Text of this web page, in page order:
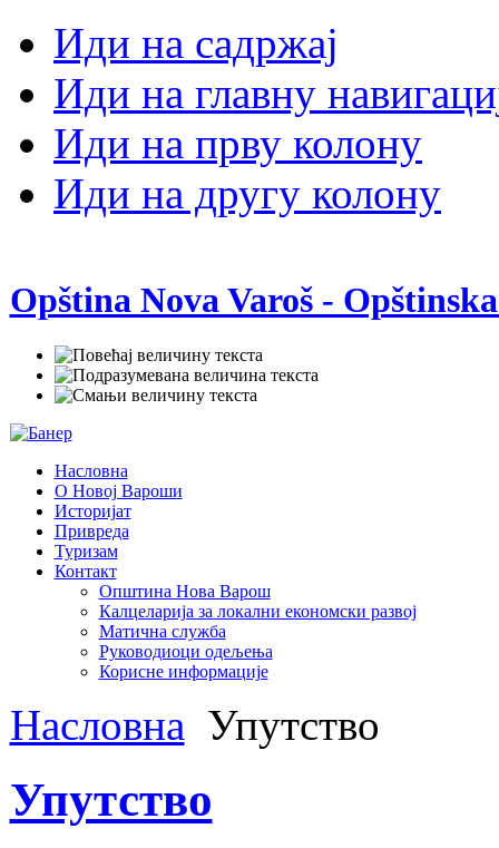
Иди на садржај
Иди на главну
Иди на прву колону
Иди на другу колону
Opština Nova Varoš -
Насловна
О Новој Вароши
Историјат
Привреда
Туризам
Контакт
Општина Нова Варош
Калцеларија за локални економски развој
Матична служба
Руководиоци одељења
Корисне информације
Насловна Упутство
Упутство